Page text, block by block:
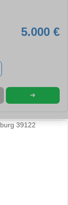
5.000 €
➜